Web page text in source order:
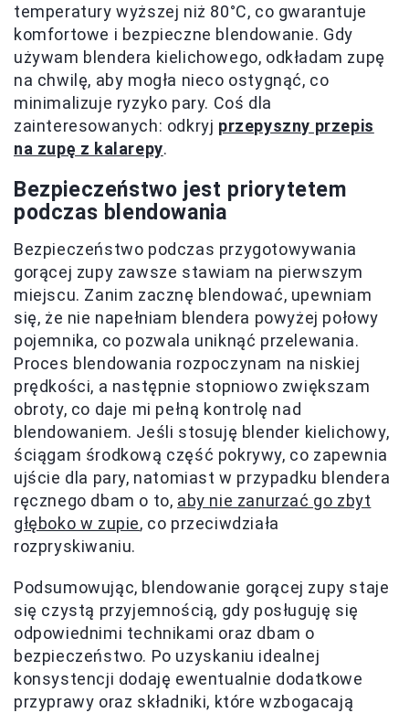
temperatury wyższej niż 80°C, co gwarantuje
komfortowe i bezpieczne blendowanie. Gdy
używam blendera kielichowego, odkładam zupę
na chwilę, aby mogła nieco ostygnąć, co
minimalizuje ryzyko pary. Coś dla
zainteresowanych: odkryj przepyszny przepis
na zupę z kalarepy.
Bezpieczeństwo jest priorytetem
podczas blendowania
Bezpieczeństwo podczas przygotowywania
gorącej zupy zawsze stawiam na pierwszym
miejscu. Zanim zacznę blendować, upewniam
się, że nie napełniam blendera powyżej połowy
pojemnika, co pozwala uniknąć przelewania.
Proces blendowania rozpoczynam na niskiej
prędkości, a następnie stopniowo zwiększam
obroty, co daje mi pełną kontrolę nad
blendowaniem. Jeśli stosuję blender kielichowy,
ściągam środkową część pokrywy, co zapewnia
ujście dla pary, natomiast w przypadku blendera
ręcznego dbam o to, aby nie zanurzać go zbyt
głęboko w zupie, co przeciwdziała
rozpryskiwaniu.
Podsumowując, blendowanie gorącej zupy staje
się czystą przyjemnością, gdy posługuję się
odpowiednimi technikami oraz dbam o
bezpieczeństwo. Po uzyskaniu idealnej
konsystencji dodaję ewentualnie dodatkowe
przyprawy oraz składniki, które wzbogacają